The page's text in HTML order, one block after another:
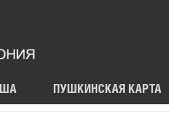
ПУШКИНСКАЯ КАРТА